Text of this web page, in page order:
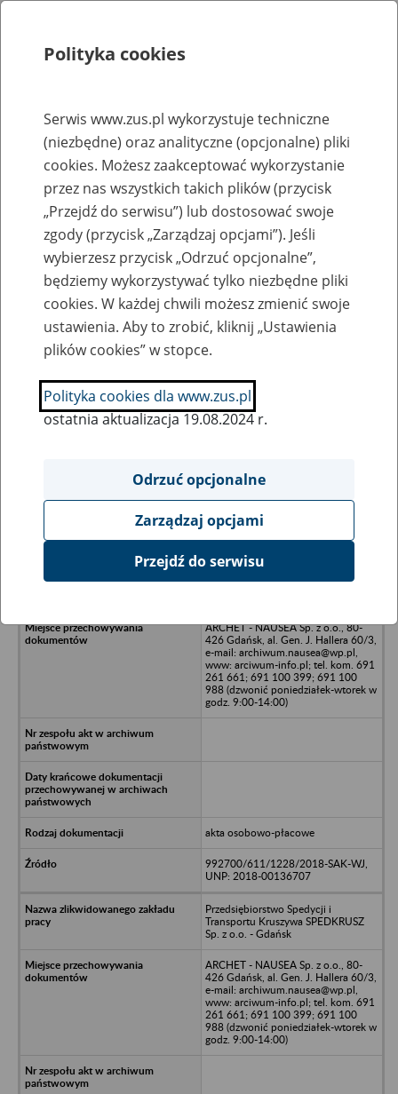
Rejestry, ewidencje i archiwa
Baza zlikwidowanych lub
przekształconych zakładów pracy
Nazwa zakładu pracy:
SZUKAJ
Ukryj wszystkie pozycje bazy
SPEEDDREW - Gdańsk
ARCHET - NAUSEA Sp. z o.o., 80-
426 Gdańsk, al. Gen. J. Hallera 60/3,
e-mail: archiwum.nausea@wp.pl,
www: arciwum-info.pl; tel. kom. 691
261 661; 691 100 399; 691 100
988 (dzwonić poniedziałek-wtorek w
godz. 9:00-14:00)
akta osobowo-płacowe
992700/611/1228/2018-SAK-WJ,
UNP: 2018-00136707
Przedsiębiorstwo Spedycji i
Transportu Kruszywa SPEDKRUSZ
Sp. z o.o. - Gdańsk
ARCHET - NAUSEA Sp. z o.o., 80-
426 Gdańsk, al. Gen. J. Hallera 60/3,
e-mail: archiwum.nausea@wp.pl,
www: arciwum-info.pl; tel. kom. 691
261 661; 691 100 399; 691 100
988 (dzwonić poniedziałek-wtorek w
godz. 9:00-14:00)
Polityka cookies
Serwis www.zus.pl wykorzystuje techniczne
(niezbędne) oraz analityczne (opcjonalne) pliki
cookies. Możesz zaakceptować wykorzystanie
przez nas wszystkich takich plików (przycisk
„Przejdź do serwisu”) lub dostosować swoje
zgody (przycisk „Zarządzaj opcjami”). Jeśli
wybierzesz przycisk „Odrzuć opcjonalne”,
będziemy wykorzystywać tylko niezbędne pliki
cookies. W każdej chwili możesz zmienić swoje
ustawienia. Aby to zrobić, kliknij „Ustawienia
plików cookies” w stopce.
Polityka cookies dla www.zus.pl
ostatnia aktualizacja 19.08.2024 r.
Odrzuć opcjonalne
Zarządzaj opcjami
Przejdź do serwisu